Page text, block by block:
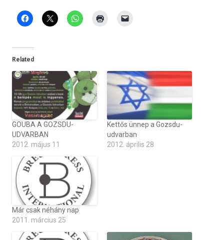
Related
GOUBA A GOZSDU-
UDVARBAN
2012. május 11
Kettős ünnep a Gozsdu-
udvarban
2012. április 28
Már csak néhány nap
2011. március 25